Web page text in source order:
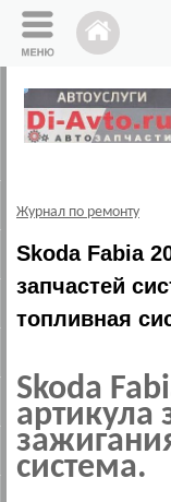
Журнал по ремонту
Skoda Fabia
запчастей
топливная
Skoda
артикула
система.